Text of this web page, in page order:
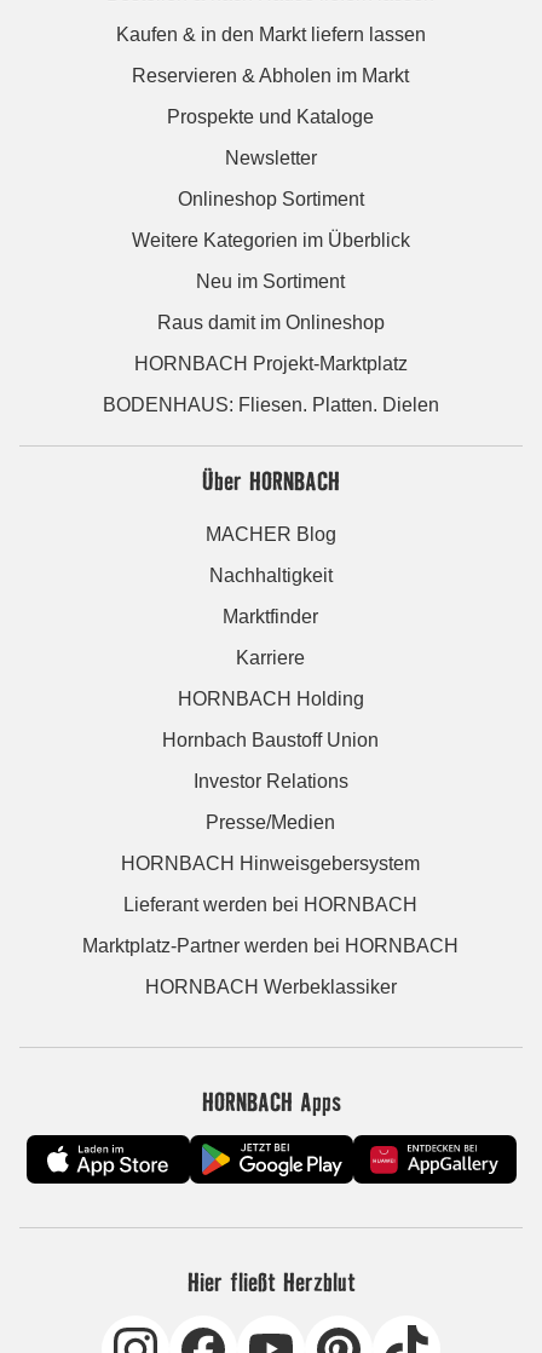
Kaufen & in den Markt liefern lassen
Reservieren & Abholen im Markt
Prospekte und Kataloge
Newsletter
Onlineshop Sortiment
Weitere Kategorien im Überblick
Neu im Sortiment
Raus damit im Onlineshop
HORNBACH Projekt-Marktplatz
BODENHAUS: Fliesen. Platten. Dielen
Über HORNBACH
MACHER Blog
Nachhaltigkeit
Marktfinder
Karriere
HORNBACH Holding
Hornbach Baustoff Union
Investor Relations
Presse/Medien
HORNBACH Hinweisgebersystem
Lieferant werden bei HORNBACH
Marktplatz-Partner werden bei HORNBACH
HORNBACH Werbeklassiker
HORNBACH Apps
Hier fließt Herzblut